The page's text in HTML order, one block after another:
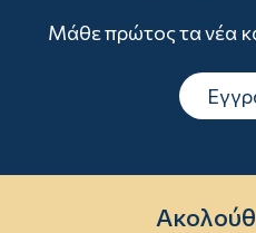
Μάθε πρώτος τα νέα